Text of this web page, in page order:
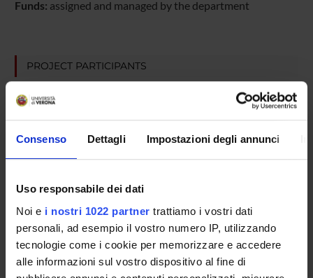
Consenso Dettagli Impostazioni degli annunci
Uso responsabile dei dati
Noi e i nostri 1022 partner trattiamo i vostri dati
personali, ad esempio il vostro numero IP, utilizzando
tecnologie come i cookie per memorizzare e accedere
alle informazioni sul vostro dispositivo al fine di
Funds: assigned and managed by the department
PROJECT PARTICIPANTS
Andrea Peru
Giancarlo Tassinari
Research Assistants
Alberto Beltramello
Azienda Ospedaliera di Verona Primario
Silvia Babighian